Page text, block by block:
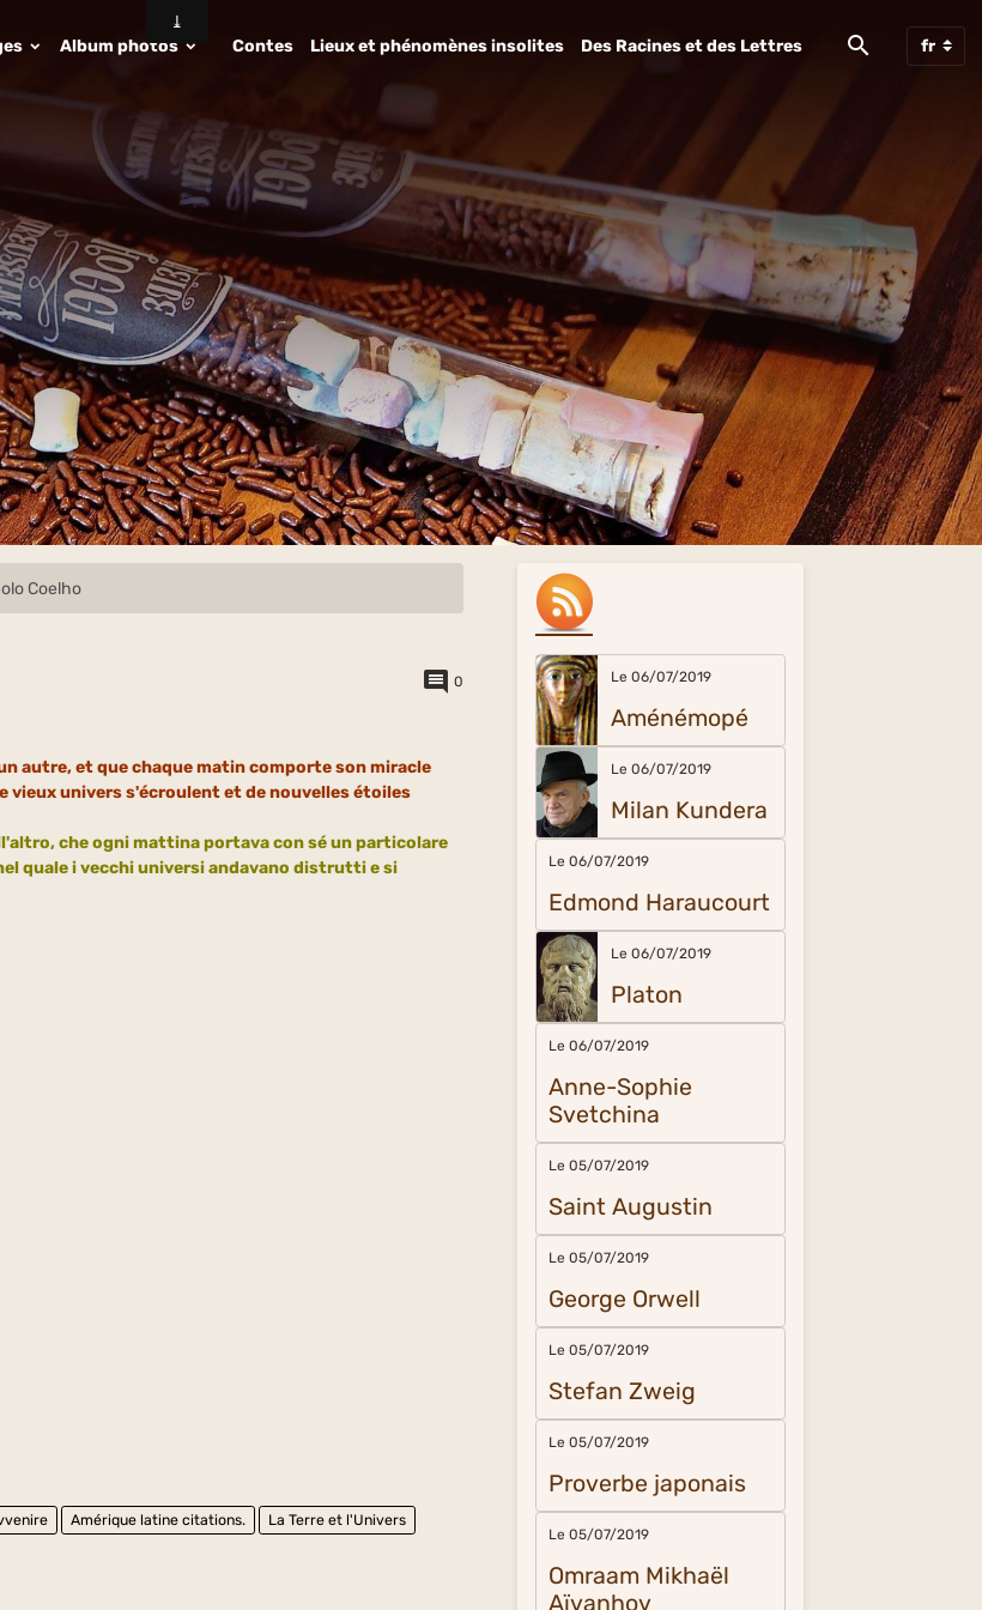
Album photos Contes Lieux et phénomènes insolites Des Racines et des Lettres
Coelho
0
autre, et que chaque matin comporte son miracle
vieux univers s'écroulent et de nouvelles étoiles
che ogni mattina portava con sé un particolare
quale i vecchi universi andavano distrutti e si
Amérique latine citations. La Terre et l'Univers
Le 06/07/2019
Aménémopé
Le 06/07/2019
Milan Kundera
Le 06/07/2019
Edmond Haraucourt
Le 06/07/2019
Platon
Le 06/07/2019
Anne-Sophie
Svetchina
Le 05/07/2019
Saint Augustin
Le 05/07/2019
George Orwell
Le 05/07/2019
Stefan Zweig
Le 05/07/2019
Proverbe japonais
Le 05/07/2019
Omraam Mikhaël
Aïvanhov